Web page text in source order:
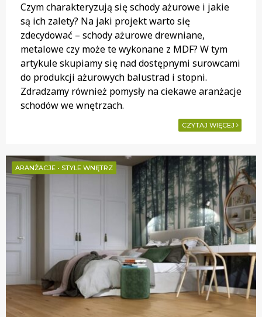
Czym charakteryzują się schody ażurowe i jakie
są ich zalety? Na jaki projekt warto się
zdecydować – schody ażurowe drewniane,
metalowe czy może te wykonane z MDF? W tym
artykule skupiamy się nad dostępnymi surowcami
do produkcji ażurowych balustrad i stopni.
Zdradzamy również pomysły na ciekawe aranżacje
schodów we wnętrzach.
CZYTAJ WIĘCEJ
ARANŻACJE • STYLE WNĘTRZ